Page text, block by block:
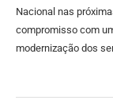
Nacional nas
compromisso com
modernização dos